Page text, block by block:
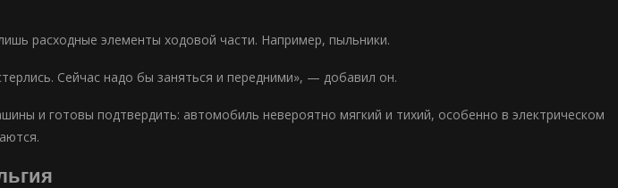
расходные элементы ходовой части. Например, пыльники.
Сейчас надо бы заняться и передними», — добавил он.
и готовы подтвердить: автомобиль невероятно мягкий и тихий, особенно в электрическом